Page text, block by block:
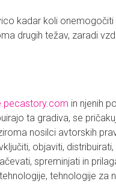
kadar koli
drugih težav, zaradi
in njenih
ta gradiva, se
nosilci avtorskih
objaviti, distribuirati,
spreminjati in
tehnologije za